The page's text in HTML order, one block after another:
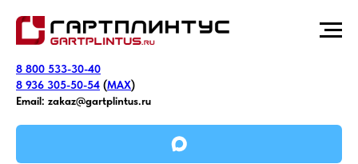
8 800 533-30-40
8 936 305-50-54 (MAX)
Email: zakaz@gartplintus.ru